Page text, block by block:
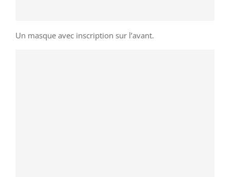
Un masque avec inscription sur l’avant.